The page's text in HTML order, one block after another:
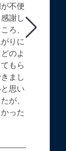
不便
謝し
ろ、
りに
のよ
もら
まし
思い
が、
った